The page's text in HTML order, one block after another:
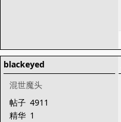
blackeyed
混世魔头
帖子 4911
精华 1